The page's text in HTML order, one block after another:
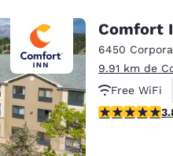
Comfort
6450
9.91 km de
Free WiFi
3.77 étoiles.